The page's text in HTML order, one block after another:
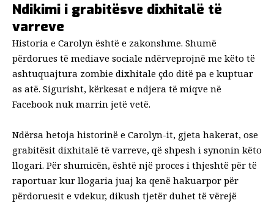
Ndikimi i grabitësve dixhitalë të
varreve
Historia e Carolyn është e zakonshme. Shumë
përdorues të mediave sociale ndërveprojnë me këto të
ashtuquajtura zombie dixhitale çdo ditë pa e kuptuar
as atë. Sigurisht, kërkesat e ndjera të miqve në
Facebook nuk marrin jetë vetë.
Ndërsa hetoja historinë e Carolyn-it, gjeta hakerat, ose
grabitësit dixhitalë të varreve, që shpesh i synonin këto
llogari. Për shumicën, është një proces i thjeshtë për të
raportuar kur llogaria juaj ka qenë hakuarpor për
përdoruesit e vdekur, dikush tjetër duhet të vërejë